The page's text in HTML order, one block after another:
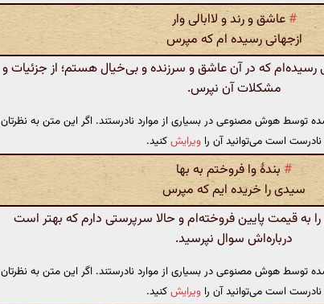
# عاشق و رند و لاابالی وار
ازجهانی رسیده ام که مپرس
که در آن عاشق و سرزنده و بی‌خیال هستم؛ از جزئیات و
مشکلات آن نپرس.
توسط هوش مصنوعی در بسیاری از موارد نادرستند. اگر این متن به نظرتان
نادرست است می‌توانید آن را ویرایشکنید.
# بندهٔ وا فروختم به بها
سیدی را خریده ایم که مپرس
قیمت پایین فروخته‌ام و حالا سرپرستی دارم که بهتر است
درباره‌اش سوال نپرسید.
توسط هوش مصنوعی در بسیاری از موارد نادرستند. اگر این متن به نظرتان
نادرست است می‌توانید آن را ویرایشکنید.